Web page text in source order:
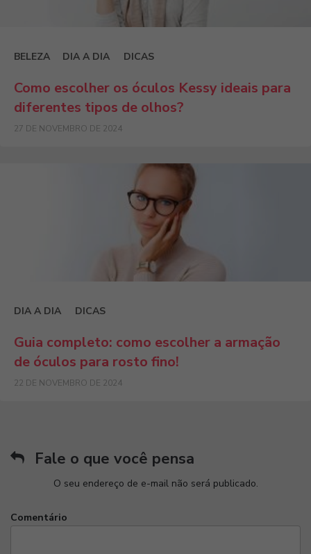
BELEZA DIA A DIA DICAS
Como escolher os óculos Kessy ideais para
diferentes tipos de olhos?
27 DE NOVEMBRO DE 2024
DIA A DIA DICAS
Guia completo: como escolher a armação
de óculos para rosto fino!
22 DE NOVEMBRO DE 2024
Fale o que você pensa
O seu endereço de e-mail não será publicado.
Comentário